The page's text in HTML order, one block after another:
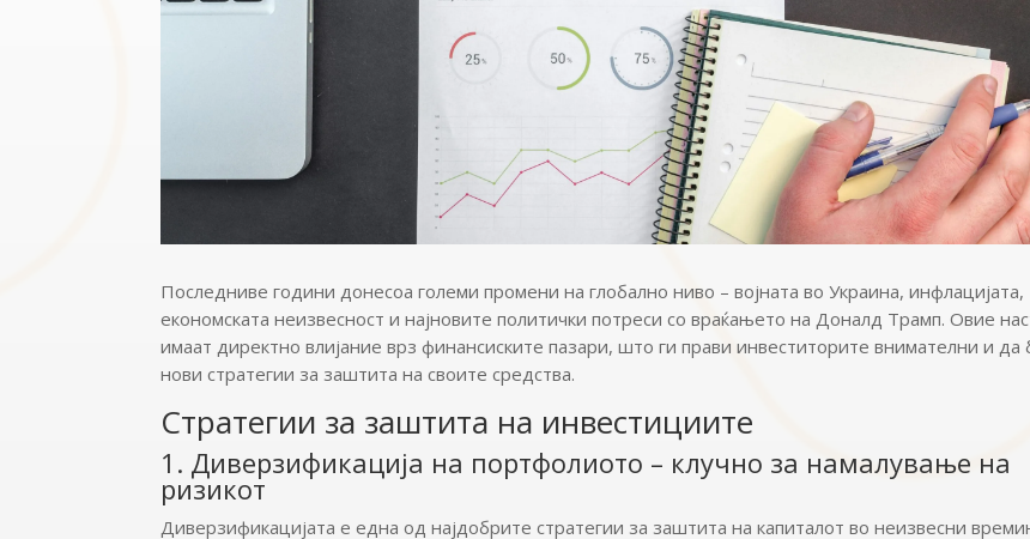
Последниве години донесоа големи промени на глобално ниво – војната во Украина, инфлацијата,
економската неизвесност и најновите политички потреси со враќањето на Доналд Трамп. Овие
имаат директно влијание врз финансиските пазари, што ги прави инвеститорите внимателни и да
нови стратегии за заштита на своите средства.
Стратегии за заштита на инвестициите
1. Диверзификација на портфолиото – клучно за намалување на
ризикот
Диверзификацијата е една од најдобрите стратегии за заштита на капиталот во неизвесни